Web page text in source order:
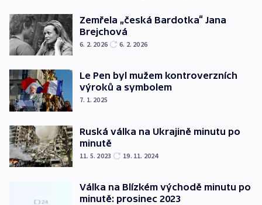
Zemřela „česká Bardotka“ Jana
Brejchová
6. 2. 2026 6. 2. 2026
Le Pen byl mužem kontroverzních
výroků a symbolem
7. 1. 2025
Ruská válka na Ukrajině minutu po
minutě
11. 5. 2023 19. 11. 2024
Válka na Blízkém východě minutu po
minutě: prosinec 2023